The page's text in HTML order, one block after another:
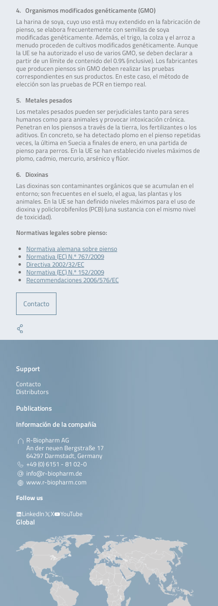
4. Organismos modificados genéticamente (GMO)
La harina de soya, cuyo uso está muy extendido en la fabricación de
pienso, se elabora frecuentemente con semillas de soya
modificadas genéticamente. Además, el trigo, la colza y el arroz a
menudo proceden de cultivos modificados genéticamente. Aunque
la UE se ha autorizado el uso de varios GMO, se deben declarar a
partir de un límite de contenido del 0.9% (inclusive). Los fabricantes
que producen piensos sin GMO deben realizar las pruebas
correspondientes en sus productos. En este caso, el método de
elección son las pruebas de PCR en tiempo real.
5. Metales pesados
Los metales pesados pueden ser perjudiciales tanto para seres
humanos como para animales y provocar intoxicación crónica.
Penetran en los piensos a través de la tierra, los fertilizantes o los
aditivos. En concreto, se ha detectado plomo en el pienso repetidas
veces, la última en Suecia a finales de enero, en una partida de
pienso para perros. En la UE se han establecido niveles máximos de
plomo, cadmio, mercurio, arsénico y flúor.
6. Dioxinas
Las dioxinas son contaminantes orgánicos que se acumulan en el
entorno; son frecuentes en el suelo, el agua, las plantas y los
animales. En la UE se han definido niveles máximos para el uso de
dioxina y policlorobifenilos (PCB) (una sustancia con el mismo nivel
de toxicidad).
Normativas legales sobre pienso:
Normativa alemana sobre pienso
Normativa (EC) N.º 767/2009
Directiva 2002/32/EC
Normativa (EC) N.º 152/2009
Recommendaciones 2006/576/EC
Contacto
Support
Contacto
Distributors
Publications
Información de la compañía
R-Biopharm AG
An der neuen Bergstraße 17
64297 Darmstadt, Germany
+49 (0) 6151 - 81 02-0
info@r-biopharm.de
www.r-biopharm.com
Follow us
LinkedIn
X YouTube
Global